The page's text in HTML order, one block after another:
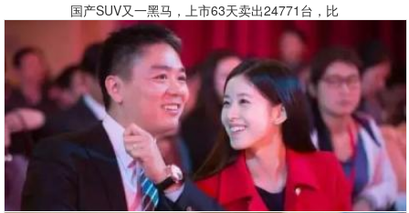
国产SUV又一黑马，上市63天卖出24771台，比